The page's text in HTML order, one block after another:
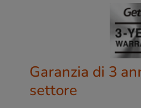
Garanzia di 3
settore